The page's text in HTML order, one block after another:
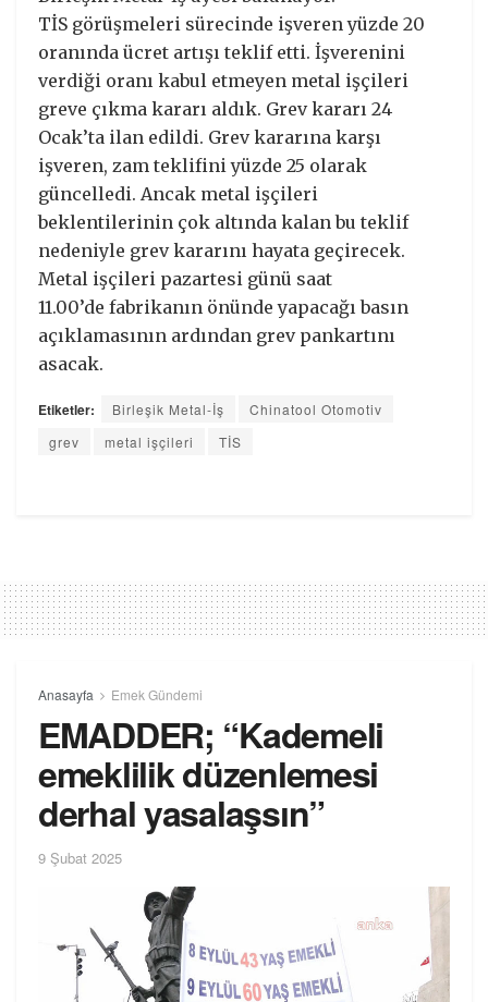
TİS görüşmeleri sürecinde işveren yüzde 20
oranında ücret artışı teklif etti. İşverenini
verdiği oranı kabul etmeyen metal işçileri
greve çıkma kararı aldık. Grev kararı 24
Ocak’ta ilan edildi. Grev kararına karşı
işveren, zam teklifini yüzde 25 olarak
güncelledi. Ancak metal işçileri
beklentilerinin çok altında kalan bu teklif
nedeniyle grev kararını hayata geçirecek.
Metal işçileri pazartesi günü saat
11.00’de fabrikanın önünde yapacağı basın
açıklamasının ardından grev pankartını
asacak.
Etiketler: Birleşik Metal-İş
Chinatool Otomotiv
grev
metal işçileri TİS
Anasayfa Emek Gündemi
EMADDER; “Kademeli
emeklilik düzenlemesi
derhal yasalaşsın”
9 Şubat 2025